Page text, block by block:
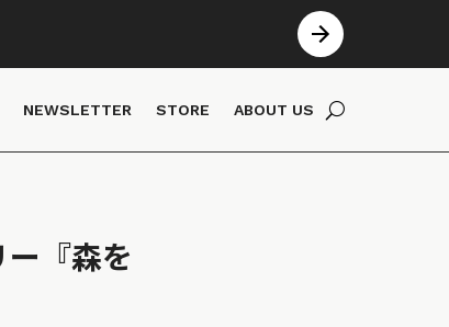
NEWSLETTER STORE ABOUT US
『森を